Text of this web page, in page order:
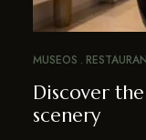
MUSEOS
Discover
scenery